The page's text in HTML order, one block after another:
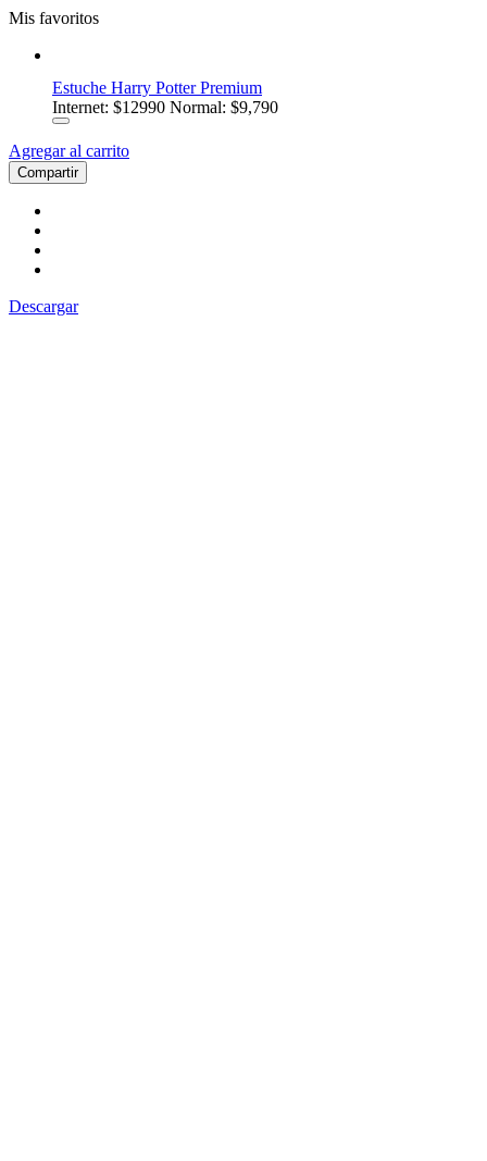
Mis favoritos
Estuche Harry Potter Premium
Internet: $12990 Normal: $9,790
Agregar al carrito
Compartir
Descargar